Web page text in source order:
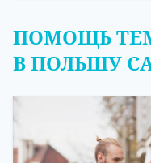
ПОМОЩЬ
В ПОЛЬШУ